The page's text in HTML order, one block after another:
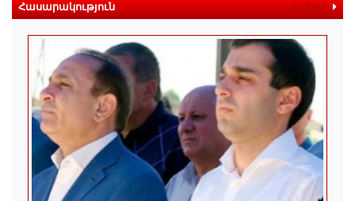
Հասարակություն ավելին